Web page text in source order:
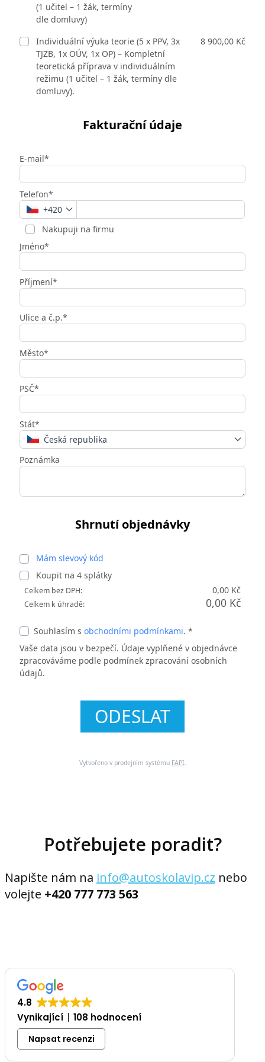
(1 učitel – 1 žák, termíny
dle domluvy)
Individuální výuka teorie (5 x PPV, 3x
TJZB, 1x OÚV, 1x OP) – Kompletní
teoretická příprava v individuálním
režimu (1 učitel – 1 žák, termíny dle
domluvy).
8 900,00 Kč
Fakturační údaje
E-mail*
Telefon*
+420
Nakupuji na firmu
Jméno*
Příjmení*
Ulice a č.p.*
Město*
PSČ*
Stát*
Česká republika
Poznámka
Shrnutí objednávky
Mám slevový kód
Koupit na 4 splátky
Celkem bez DPH: 0,00 Kč
Celkem k úhradě: 0,00 Kč
Souhlasím s obchodními podmínkami. *
Vaše data jsou v bezpečí. Údaje vyplňené v objednávce
zpracováváme podle podmínek zpracování osobních
údajů.
ODESLAT
Vytvořeno v prodejním systému FAPI
Potřebujete poradit?
Napište nám na info@autoskolavip.cz nebo
volejte +420 777 773 563
4.8
Vynikající
108 hodnocení
Napsat recenzi